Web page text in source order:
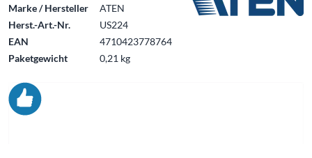
Marke / Hersteller
ATEN
Herst.-Art.-Nr.
US224
EAN
4710423778764
Paketgewicht
0,21 kg